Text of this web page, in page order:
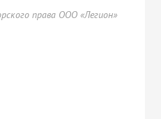
права ООО «Легион»